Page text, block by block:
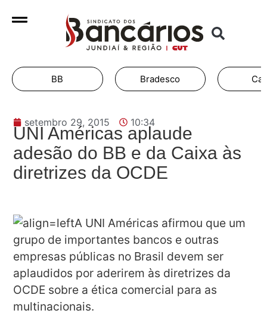
BB Bradesco
setembro 29, 2015 10:34
UNI Américas aplaude
adesão do BB e da Caixa às
diretrizes da OCDE
A UNI Américas afirmou que um
grupo de importantes bancos e outras
empresas públicas no Brasil devem ser
aplaudidos por aderirem às diretrizes da
OCDE sobre a ética comercial para as
multinacionais.